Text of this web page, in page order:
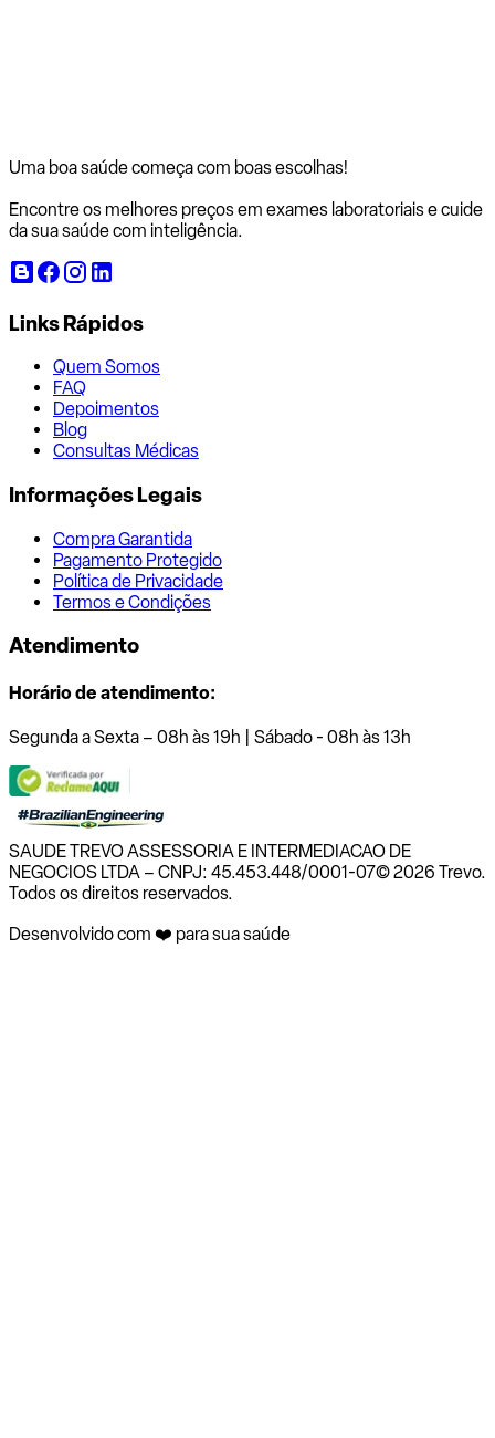
Uma boa saúde começa com boas escolhas!
Encontre os melhores preços em exames laboratoriais e cuide
da sua saúde com inteligência.
Links Rápidos
Quem Somos
FAQ
Depoimentos
Blog
Consultas Médicas
Informações Legais
Compra Garantida
Pagamento Protegido
Política de Privacidade
Termos e Condições
Atendimento
Horário de atendimento:
Segunda a Sexta – 08h às 19h | Sábado - 08h às 13h
SAUDE TREVO ASSESSORIA E INTERMEDIACAO DE
NEGOCIOS LTDA – CNPJ: 45.453.448/0001-07© 2026 Trevo.
Todos os direitos reservados.
Desenvolvido com ❤️ para sua saúde